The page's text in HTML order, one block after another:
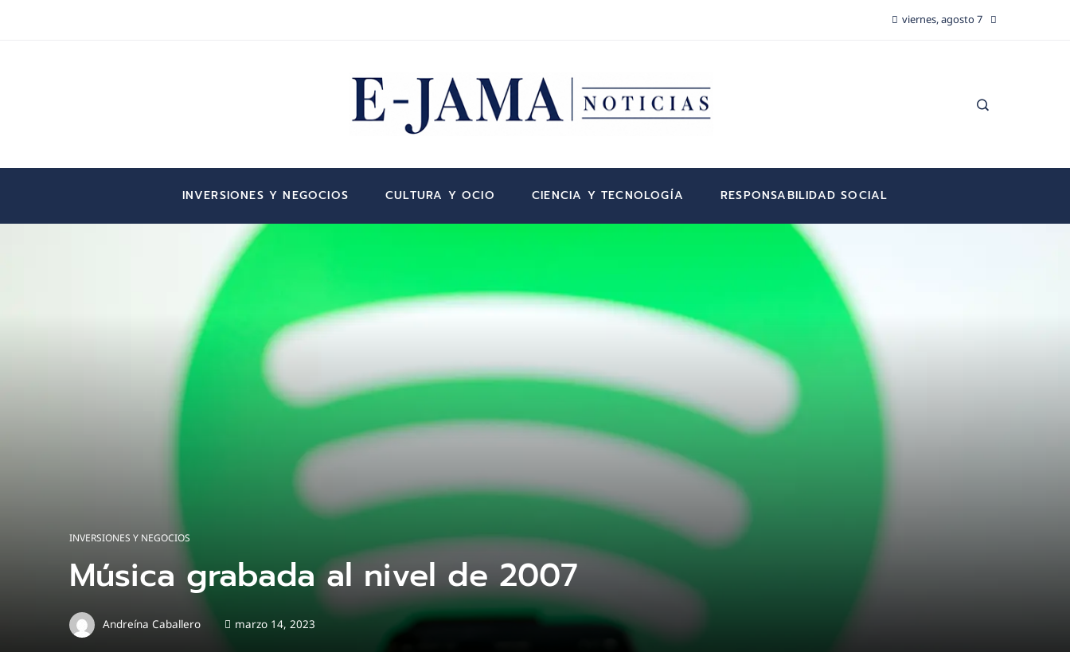
viernes, agosto 7
INVERSIONES Y NEGOCIOS CULTURA Y OCIO CIENCIA Y TECNOLOGÍA RESPONSABILIDAD SOCIAL
INVERSIONES Y NEGOCIOS
Música grabada al nivel de 2007
Andreína Caballero marzo 14, 2023